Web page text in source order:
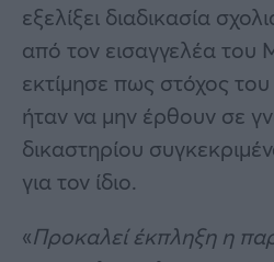
εξελίξει διαδικασία
από τον εισαγγελέα
εκτίμησε πως στόχος
ήταν να μην έρθουν σε
δικαστηρίου
για τον ίδιο.
«Προκαλεί έκπληξη η